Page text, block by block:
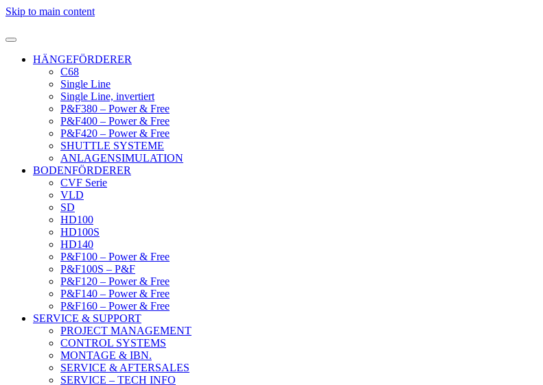
Skip to main content
HÄNGEFÖRDERER
C68
Single Line
Single Line, invertiert
P&F380 – Power & Free
P&F400 – Power & Free
P&F420 – Power & Free
SHUTTLE SYSTEME
ANLAGENSIMULATION
BODENFÖRDERER
CVF Serie
VLD
SD
HD100
HD100S
HD140
P&F100 – Power & Free
P&F100S – P&F
P&F120 – Power & Free
P&F140 – Power & Free
P&F160 – Power & Free
SERVICE & SUPPORT
PROJECT MANAGEMENT
CONTROL SYSTEMS
MONTAGE & IBN.
SERVICE & AFTERSALES
SERVICE – TECH INFO